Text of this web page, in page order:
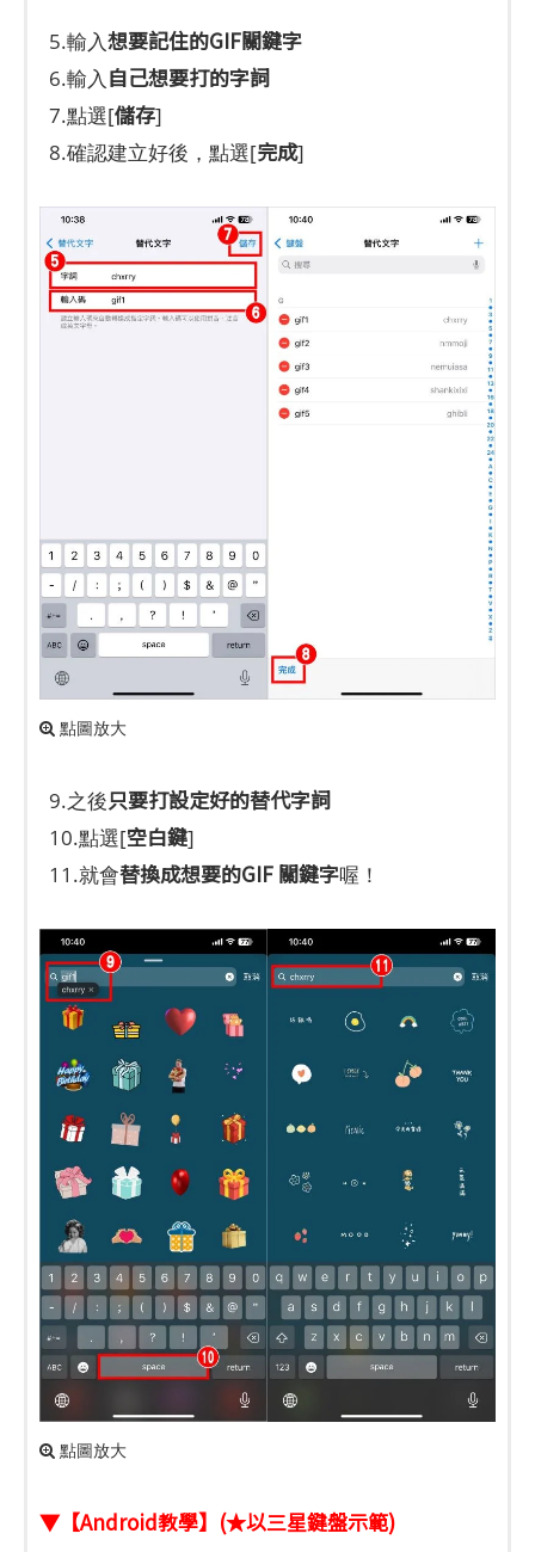
5.輸入想要記住的GIF關鍵字
6.輸入 自己想要打的字詞
7.點選[儲存]
8.確認建立好後，點選[完成]
點圖放大
9.之後只要打設定好的替代字詞
10.點選[空白鍵]
11.就會替換成想要的GIF 關鍵字喔！
點圖放大
▼【Android教學】(★以三星鍵盤示範)